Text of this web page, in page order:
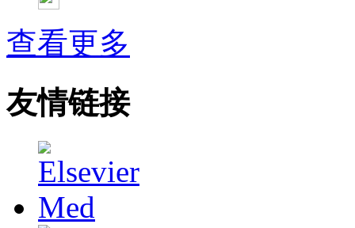
武姗姗---累积Meta分析和TSA分析
孙凤---Network Meta分析
杨智荣---Cochrane综述实战经验分享
杨祖耀---疾病频率资料的Meta分析
查看更多
友情链接